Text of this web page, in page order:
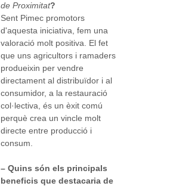
de Proximitat?
Sent Pimec promotors
d'aquesta iniciativa, fem una
valoració molt positiva. El fet
que uns agricultors i ramaders
produeixin per vendre
directament al distribuïdor i al
consumidor, a la restauració
col·lectiva, és un èxit comú
perquè crea un vincle molt
directe entre producció i
consum.
– Quins són els principals
beneficis que destacaria de